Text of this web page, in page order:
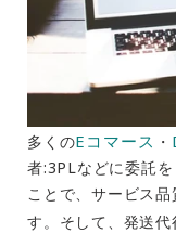
多くのEコマース ・
者:3PLなどに委託
ことで、サービス
す。そして、発送